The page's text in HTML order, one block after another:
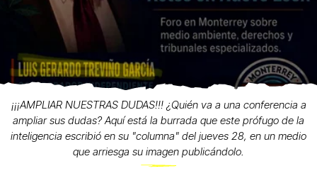
¡¡¡AMPLIAR NUESTRAS DUDAS!!! ¿Quién va a una conferencia a
ampliar sus dudas? Aquí está la burrada que este prófugo de la
inteligencia escribió en su "columna" del jueves 28, en un medio
que arriesga su imagen publicándolo.